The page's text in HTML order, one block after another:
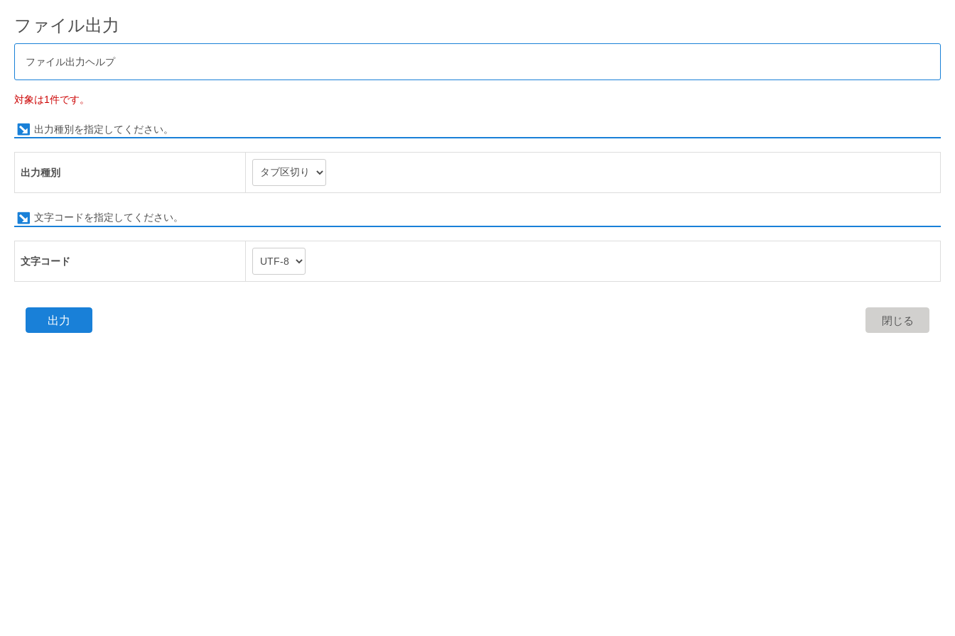
ファイル出力
ファイル出力ヘルプ
対象は1件です。
出力種別を指定してください。
出力種別
文字コードを指定してください。
文字コード